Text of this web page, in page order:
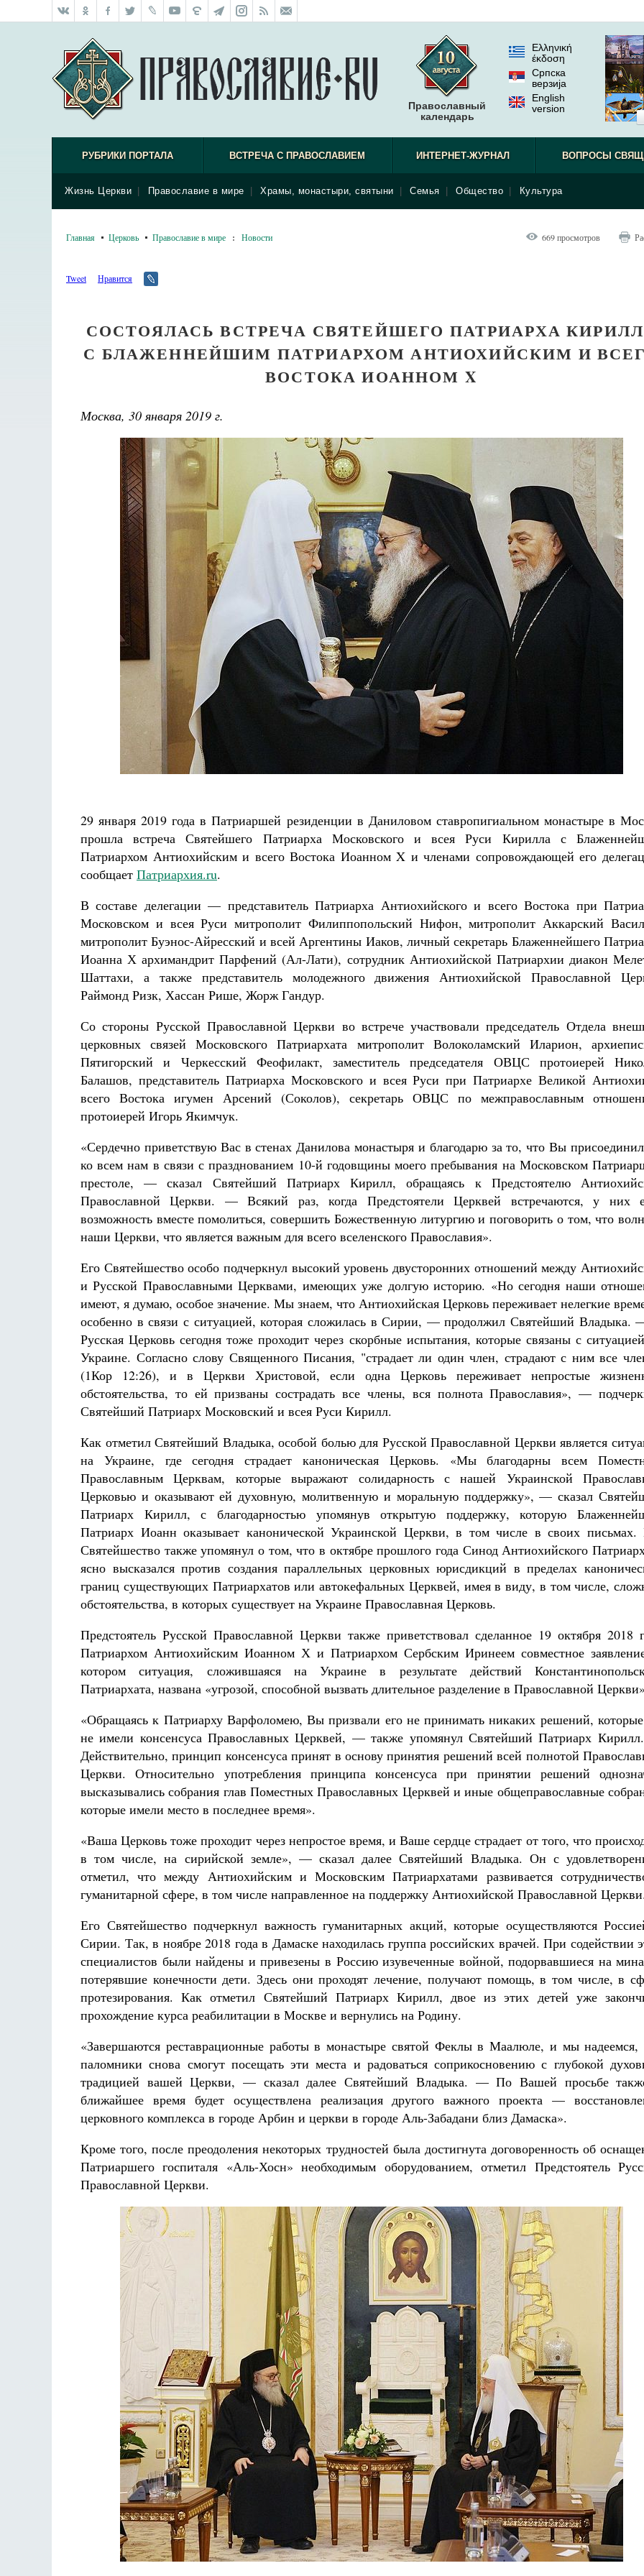
Православный
календарь
Ελληνική
έκδοση
Српска
верзиjа
English
version
РУБРИКИ ПОРТАЛА ВСТРЕЧА С ПРАВОСЛАВИЕМ ИНТЕРНЕТ-ЖУРНАЛ ВОПРОСЫ
Жизнь Церкви Православие в мире Храмы, монастыри, святыни Семья Общество Культура
Главная Церковь Православие в мире : Новости 669 просмотров
Tweet Нравится
СОСТОЯЛАСЬ ВСТРЕЧА СВЯТЕЙШЕГО ПАТРИАРХА
С БЛАЖЕННЕЙШИМ ПАТРИАРХОМ АНТИОХИЙСКИМ И
ВОСТОКА ИОАННОМ X
Москва, 30 января 2019 г.
29 января 2019 года в Патриаршей резиденции в Даниловом ставропигиальном монастыре в
прошла встреча Святейшего Патриарха Московского и всея Руси Кирилла с
Патриархом Антиохийским и всего Востока Иоанном X и членами сопровождающей его
сообщает Патриархия.ru.
В составе делегации — представитель Патриарха Антиохийского и всего Востока при
Московском и всея Руси митрополит Филиппопольский Нифон, митрополит Аккарский
митрополит Буэнос-Айресский и всей Аргентины Иаков, личный секретарь Блаженнейшего
Иоанна Х архимандрит Парфений (Ал-Лати), сотрудник Антиохийской Патриархии диакон
Шаттахи, а также представитель молодежного движения Антиохийской Православной
Раймонд Ризк, Хассан Рише, Жорж Гандур.
Со стороны Русской Православной Церкви во встрече участвовали председатель Отдела
церковных связей Московского Патриархата митрополит Волоколамский Иларион,
Пятигорский и Черкесский Феофилакт, заместитель председателя ОВЦС протоиерей
Балашов, представитель Патриарха Московского и всея Руси при Патриархе Великой
всего Востока игумен Арсений (Соколов), секретарь ОВЦС по межправославным
протоиерей Игорь Якимчук.
«Сердечно приветствую Вас в стенах Данилова монастыря и благодарю за то, что Вы
ко всем нам в связи с празднованием 10-й годовщины моего пребывания на Московском
престоле, — сказал Святейший Патриарх Кирилл, обращаясь к Предстоятелю
Православной Церкви. — Всякий раз, когда Предстоятели Церквей встречаются, у них
возможность вместе помолиться, совершить Божественную литургию и поговорить о том, что
наши Церкви, что является важным для всего вселенского Православия».
Его Святейшество особо подчеркнул высокий уровень двусторонних отношений между
и Русской Православными Церквами, имеющих уже долгую историю. «Но сегодня наши
имеют, я думаю, особое значение. Мы знаем, что Антиохийская Церковь переживает нелегкие
особенно в связи с ситуацией, которая сложилась в Сирии, — продолжил Святейший
Русская Церковь сегодня тоже проходит через скорбные испытания, которые связаны с
Украине. Согласно слову Священного Писания, "страдает ли один член, страдают с ним все
(1Кор 12:26), и в Церкви Христовой, если одна Церковь переживает непростые
обстоятельства, то ей призваны сострадать все члены, вся полнота Православия», —
Святейший Патриарх Московский и всея Руси Кирилл.
Как отметил Святейший Владыка, особой болью для Русской Православной Церкви является
на Украине, где сегодня страдает каноническая Церковь. «Мы благодарны всем
Православным Церквам, которые выражают солидарность с нашей Украинской
Церковью и оказывают ей духовную, молитвенную и моральную поддержку», — сказал
Патриарх Кирилл, с благодарностью упомянув открытую поддержку, которую
Патриарх Иоанн оказывает канонической Украинской Церкви, в том числе в своих письмах.
Святейшество также упомянул о том, что в октябре прошлого года Синод Антиохийского
ясно высказался против создания параллельных церковных юрисдикций в пределах
границ существующих Патриархатов или автокефальных Церквей, имея в виду, в том числе,
обстоятельства, в которых существует на Украине Православная Церковь.
Предстоятель Русской Православной Церкви также приветствовал сделанное 19 октября 2018
Патриархом Антиохийским Иоанном Х и Патриархом Сербским Иринеем совместное
котором ситуация, сложившаяся на Украине в результате действий
Патриархата, названа «угрозой, способной вызвать длительное разделение в Православной
«Обращаясь к Патриарху Варфоломею, Вы призвали его не принимать никаких решений,
не имели консенсуса Православных Церквей, — также упомянул Святейший Патриарх
Действительно, принцип консенсуса принят в основу принятия решений всей полнотой
Церкви. Относительно употребления принципа консенсуса при принятии решений
высказывались собрания глав Поместных Православных Церквей и иные общеправославные
которые имели место в последнее время».
«Ваша Церковь тоже проходит через непростое время, и Ваше сердце страдает от того, что
в том числе, на сирийской земле», — сказал далее Святейший Владыка. Он с
отметил, что между Антиохийским и Московским Патриархатами развивается
гуманитарной сфере, в том числе направленное на поддержку Антиохийской Православной
Его Святейшество подчеркнул важность гуманитарных акций, которые осуществляются
Сирии. Так, в ноябре 2018 года в Дамаске находилась группа российских врачей. При содействии
специалистов были найдены и привезены в Россию изувеченные войной, подорвавшиеся на
потерявшие конечности дети. Здесь они проходят лечение, получают помощь, в том числе, в
протезирования. Как отметил Святейший Патриарх Кирилл, двое из этих детей уже
прохождение курса реабилитации в Москве и вернулись на Родину.
«Завершаются реставрационные работы в монастыре святой Феклы в Маалюле, и мы надеемся,
паломники снова смогут посещать эти места и радоваться соприкосновению с глубокой
традицией вашей Церкви, — сказал далее Святейший Владыка. — По Вашей просьбе
ближайшее время будет осуществлена реализация другого важного проекта —
церковного комплекса в городе Арбин и церкви в городе Аль-Забадани близ Дамаска».
Кроме того, после преодоления некоторых трудностей была достигнута договоренность об
Патриаршего госпиталя «Аль-Хосн» необходимым оборудованием, отметил Предстоятель
Православной Церкви.
Как найти своё место в жизни
Кирилл Мурышев
Великомученик Георгий Победоносец. Научись у
святого
Роман Котов